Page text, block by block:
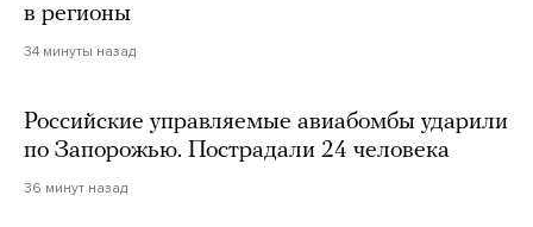
в регионы
34 минуты назад
Российские управляемые авиабомбы ударили
по Запорожью. Пострадали 24 человека
36 минут назад